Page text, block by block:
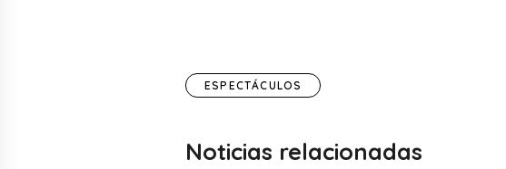
ESPECTÁCULOS
Noticias relacionadas